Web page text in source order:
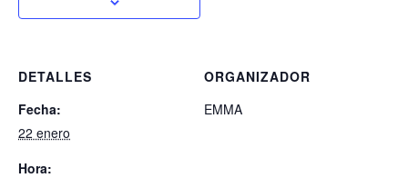
DETALLES
Fecha:
22 enero
Hora:
ORGANIZADOR
EMMA